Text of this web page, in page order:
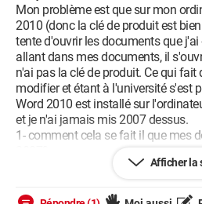
Mon problème est que sur mon
2010 (donc la clé de produit est
tente d'ouvrir les documents que
allant dans mes documents, il
n'ai pas la clé de produit. Ce qui fait
modifier et étant à l'université s'est
Word 2010 est installé sur
et je n'ai jamais mis 2007 dessus.
1- comment cela se fait il que mes
2- comment je fais pour régler ce
Merci Beaucoup!
Afficher la